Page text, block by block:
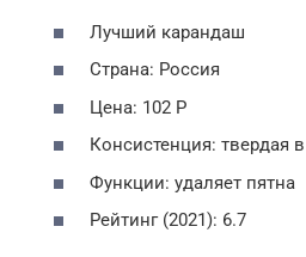
Лучший карандаш
Страна: Россия
Цена: 102 Р
Консистенция: твердая
Функции: удаляет пятна
Рейтинг (2021): 6.7